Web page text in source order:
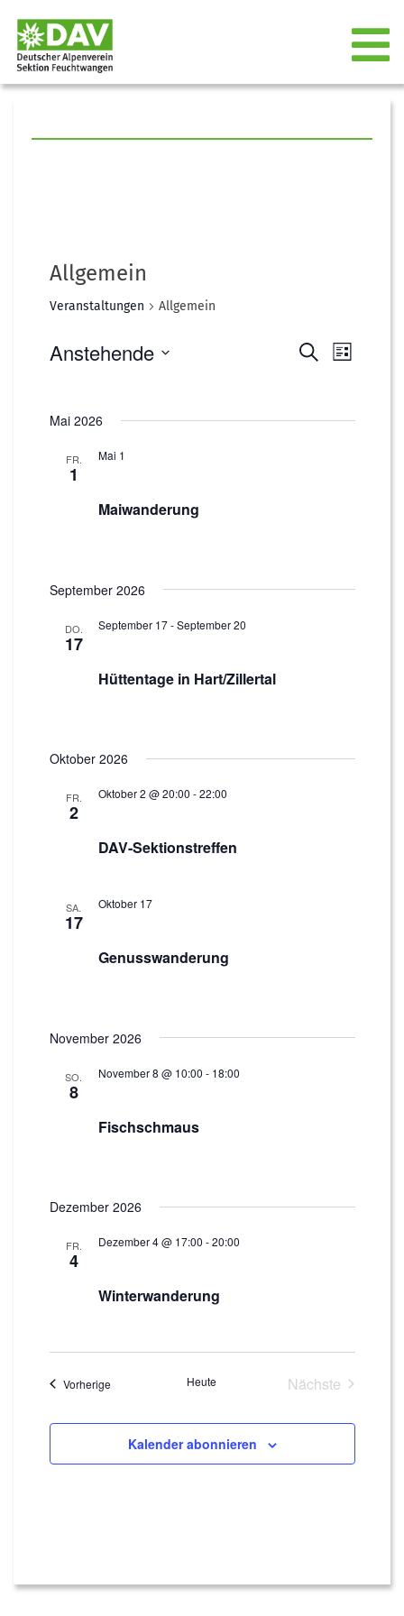
Allgemein
Veranstaltungen Allgemein
Suche
Liste
Anstehende
Mai 2026
FR.
1
Mai 1
Maiwanderung
September 2026
DO.
17
September 17-September 20
Hüttentage in Hart/Zillertal
Oktober 2026
FR.
2
Oktober 2 @ 20:00 -22:00
DAV-Sektionstreffen
SA.
17
Oktober 17
Genusswanderung
November 2026
SO.
8
November 8 @ 10:00 - 18:00
Fischschmaus
Dezember 2026
FR.
4
Dezember 4 @ 17:00 -20:00
Winterwanderung
VorherigeVeranstaltungenHeute
Nächste
Kalender abonnieren